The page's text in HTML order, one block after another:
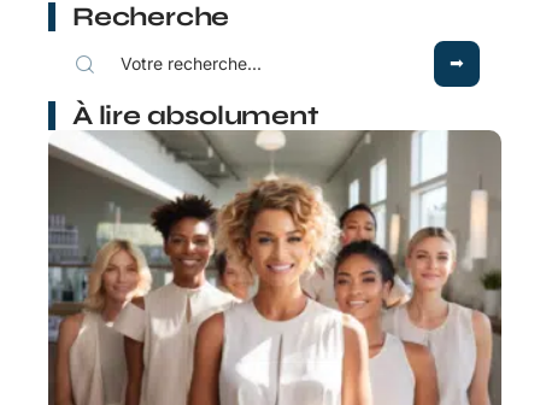
Recherche
À lire absolument